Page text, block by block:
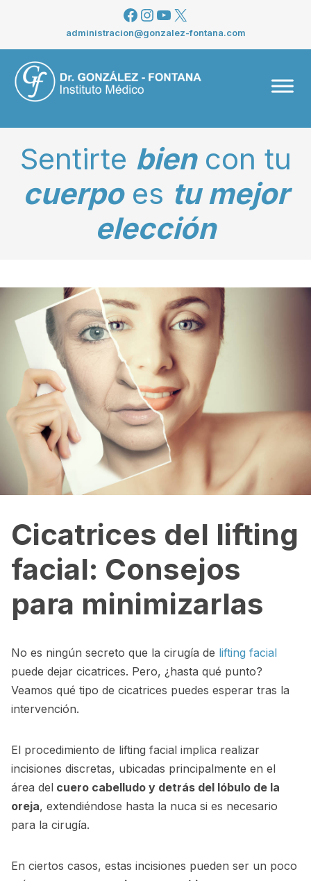
contenido
Facebook
Instagram
YouTube
X
administracion@gonzalez-fontana.com
Sentirte biencon tu
cuerpoes tu mejor
elección
Cicatrices del lifting
facial: Consejos
para minimizarlas
No es ningún secreto que la cirugía de lifting facial
puede dejar cicatrices. Pero, ¿hasta qué punto?
Veamos qué tipo de cicatrices puedes esperar tras la
intervención.
El procedimiento de lifting facial implica realizar
incisiones discretas, ubicadas principalmente en el
área del cuero cabelludo y detrás del lóbulo de la
oreja, extendiéndose hasta la nuca si es necesario
para la cirugía.
En ciertos casos, estas incisiones pueden ser un poco